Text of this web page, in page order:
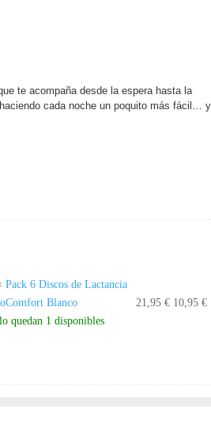
te acompaña desde la espera hasta la
cada noche un poquito más fácil… y
Pack 6 Discos de Lactancia
Blanco
quedan 1 disponibles
21,95 € El
10,95 €El